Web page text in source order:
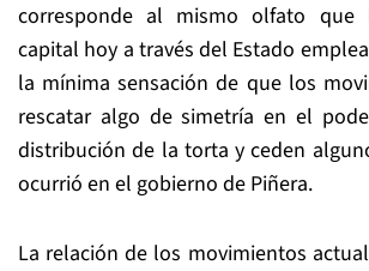
corresponde al mismo olfato que
capital hoy a través del Estado
la mínima sensación de que los
rescatar algo de simetría en el
distribución de la torta y ceden
ocurrió en el gobierno de Piñera.
La relación de los movimientos